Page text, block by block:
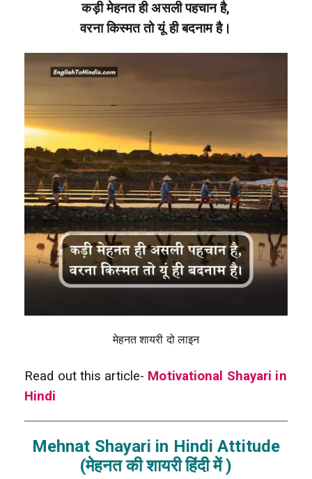
कड़ी मेहनत ही असली पहचान है,
वरना किस्मत तो यूं ही बदनाम है।
मेहनत शायरी दो लाइन
Read out this article- Motivational Shayari in
Hindi
Mehnat Shayari in Hindi Attitude
(मेहनत की शायरी हिंदी में )